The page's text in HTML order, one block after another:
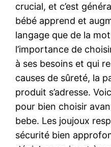
crucial, et c’est
bébé apprend et
langage que de la
l’importance de
à ses besoins et qui
causes de sûreté, la
produit s’adresse.
pour bien choisir
bebe. Les joujoux
sécurité bien